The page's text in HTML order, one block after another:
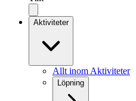
Aktiviteter
Allt inom Aktiviteter
Löpning